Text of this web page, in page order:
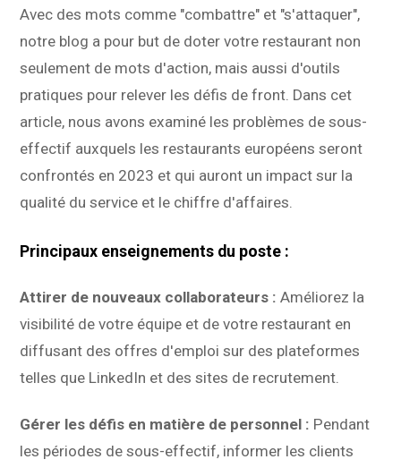
Avec des mots comme "combattre" et "s'attaquer",
notre blog a pour but de doter votre restaurant non
seulement de mots d'action, mais aussi d'outils
pratiques pour relever les défis de front. Dans cet
article, nous avons examiné les problèmes de sous-
effectif auxquels les restaurants européens seront
confrontés en 2023 et qui auront un impact sur la
qualité du service et le chiffre d'affaires.
Principaux enseignements du poste :
Attirer de nouveaux collaborateurs : Améliorez la
visibilité de votre équipe et de votre restaurant en
diffusant des offres d'emploi sur des plateformes
telles que LinkedIn et des sites de recrutement.
Gérer les défis en matière de personnel : Pendant
les périodes de sous-effectif, informer les clients